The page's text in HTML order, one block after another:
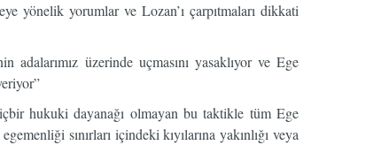
yönelik yorumlar ve Lozan’ı çarpıtmaları dikkati
adalarımız üzerinde uçmasını yasaklıyor ve Ege
hukuki dayanağı olmayan bu taktikle tüm Ege
sınırları içindeki kıyılarına yakınlığı veya